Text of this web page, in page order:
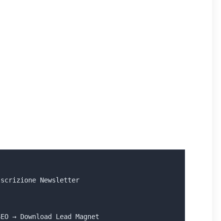
Newsletter
→ Download Lead Magnet